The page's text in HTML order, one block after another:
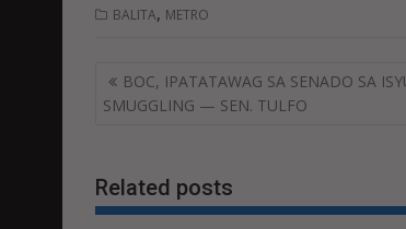
BALITA, METRO
Post
navigation
BOC, IPATATAWAG SA SENADO SA
SMUGGLING — SEN. TULFO
Related posts